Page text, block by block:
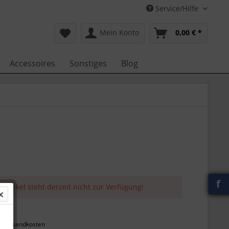
Service/Hilfe
Mein Konto 0,00 € *
Accessoires Sonstiges Blog
Artikel steht derzeit nicht zur Verfügung!
Versandkosten
f